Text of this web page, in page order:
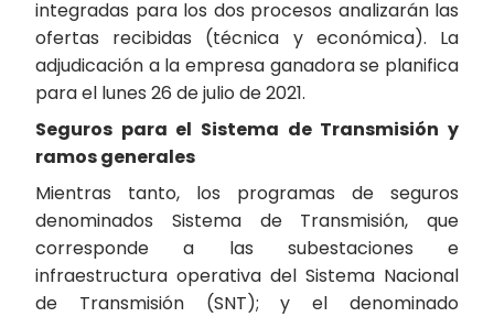
integradas para los dos procesos analizarán las
ofertas recibidas (técnica y económica). La
adjudicación a la empresa ganadora se planifica
para el lunes 26 de julio de 2021.
Seguros para el Sistema de Transmisión y
ramos generales
Mientras tanto, los programas de seguros
denominados Sistema de Transmisión, que
corresponde a las subestaciones e
infraestructura operativa del Sistema Nacional
de Transmisión (SNT); y el denominado